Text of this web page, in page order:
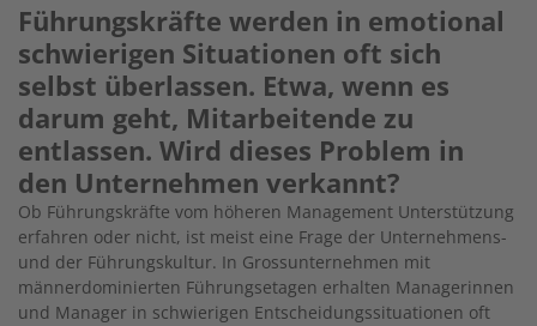
Führungskräfte werden in emotional
schwierigen Situationen oft sich
selbst überlassen. Etwa, wenn es
darum geht, Mitarbeitende zu
entlassen. Wird dieses Problem in
den Unternehmen verkannt?
Ob Führungskräfte vom höheren Management Unterstützung
erfahren oder nicht, ist meist eine Frage der Unternehmens-
und der Führungskultur. In Grossunternehmen mit
männerdominierten Führungsetagen erhalten Managerinnen
und Manager in schwierigen Entscheidungssituationen oft